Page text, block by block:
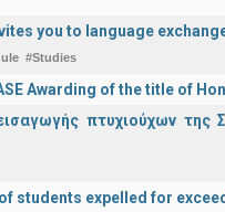
you to language
#Studies
Awarding of the title of
πτυχιούχων της
students expelled for